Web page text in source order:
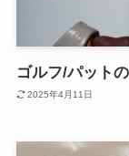
ゴルフ/パット
2025年4月11日